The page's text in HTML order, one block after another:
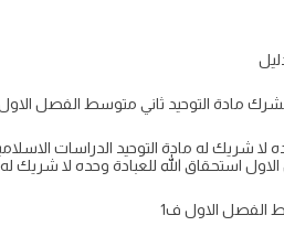
شريك له مادة التوحيد الدراسات
الله للعبادة وحده لا شريك له دراسات